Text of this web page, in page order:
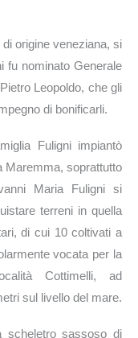
origine veneziana, si
fu nominato Generale
Leopoldo, che gli
di bonificarli.
Fuligni impiantò
Maremma, soprattutto
Maria Fuligni si
terreni in quella
di cui 10 coltivati a
vocata per la
Cottimelli, ad
sul livello del mare.
scheletro sassoso di